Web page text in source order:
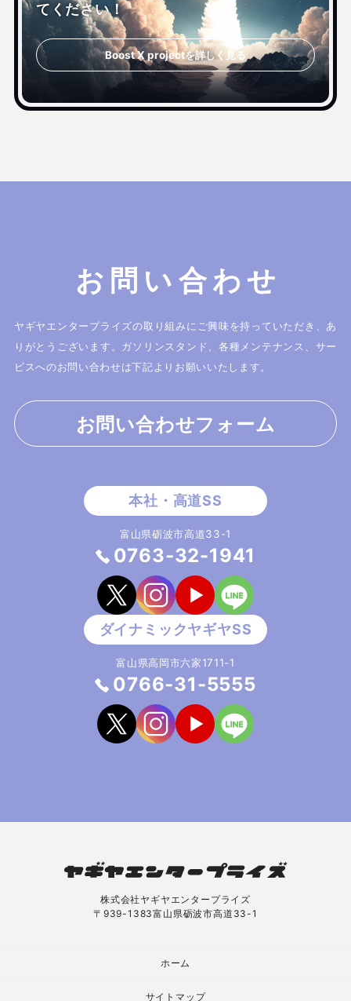
てください！
Boost X projectを詳しく見る
お問い合わせ
ヤギヤエンタープライズの取り組みにご興味を持っていただき、あ
りがとうございます。
ガソリンスタンド、各種メンテナンス、サー
ビスへのお問い合わせは下記よりお願いいたします。
お問い合わせフォーム
富山県砺波市高道33-1
0763-32-1941
富山県高岡市六家1711-1
0766-31-5555
株式会社ヤギヤエンタープライズ
〒939-1383富山県砺波市高道33-1
ホーム
サイトマップ